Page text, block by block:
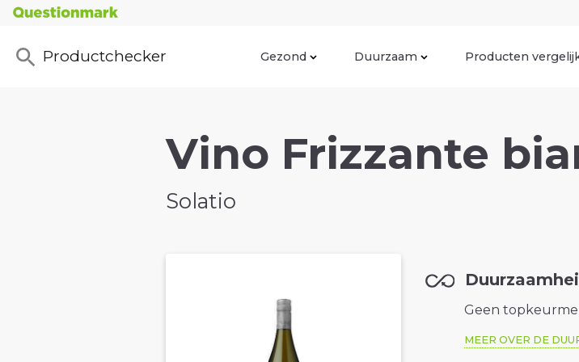
Productchecker Gezond Duurzaam Producten
Vino Frizzante
Solatio
Geen
MEER OVER DE